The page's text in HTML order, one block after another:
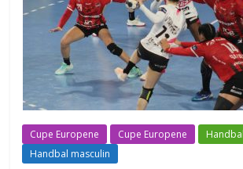
Cupe Europene Cupe Europene
Handbal masculin